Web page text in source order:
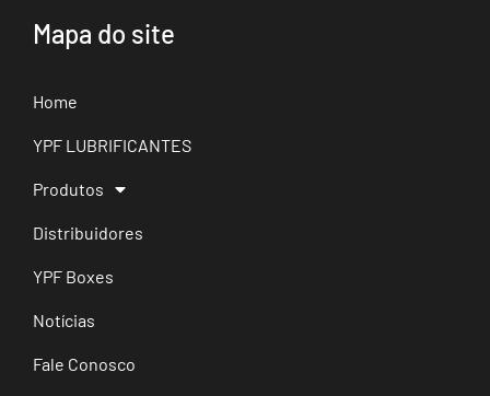
Mapa do site
Home
YPF LUBRIFICANTES
Produtos
Distribuidores
YPF Boxes
Notícias
Fale Conosco